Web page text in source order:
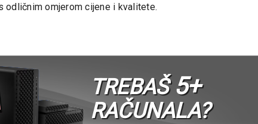
odličnim omjerom cijene i kvalitete.
TREBAŠ5+
RAČUNALA?